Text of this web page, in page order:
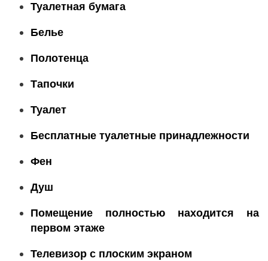
Туалетная бумага
Белье
Полотенца
Тапочки
Туалет
Бесплатные туалетные принадлежности
Фен
Душ
Помещение полностью находится на
первом этаже
Телевизор с плоским экраном